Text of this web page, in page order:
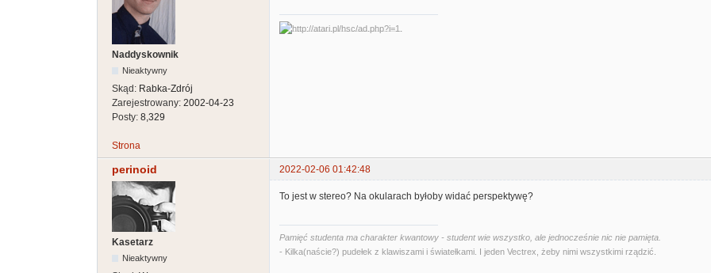
Naddyskownik
Nieaktywny
Skąd: Rabka-Zdrój
Zarejestrowany: 2002-04-23
Posty: 8,329
Strona
perinoid 2022-02-06 01:42:48
Kasetarz
Nieaktywny
To jest w stereo? Na okularach byłoby widać perspektywę?
Pamięć studenta ma charakter kwantowy - student wie wszystko, ale jednocześnie nic nie pamięta.
- Kilka(naście?) pudełek z klawiszami i światełkami. I jeden Vectrex, żeby nimi wszystkimi rządzić.